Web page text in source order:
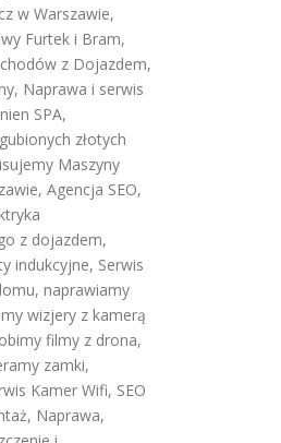
w Warszawie,
Furtek i Bram,
z Dojazdem,
, Naprawa i serwis
SPA,
złotych
Maszyny
, Agencja SEO,
z dojazdem,
indukcyjne, Serwis
, naprawiamy
wizjery z kamerą
filmy z drona,
zamki,
Kamer Wifi, SEO
Naprawa,